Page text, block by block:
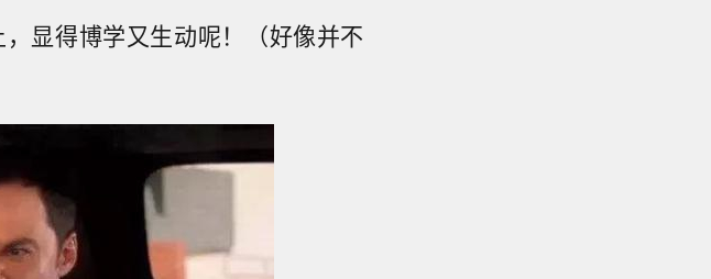
显得博学又生动呢！（好像并不